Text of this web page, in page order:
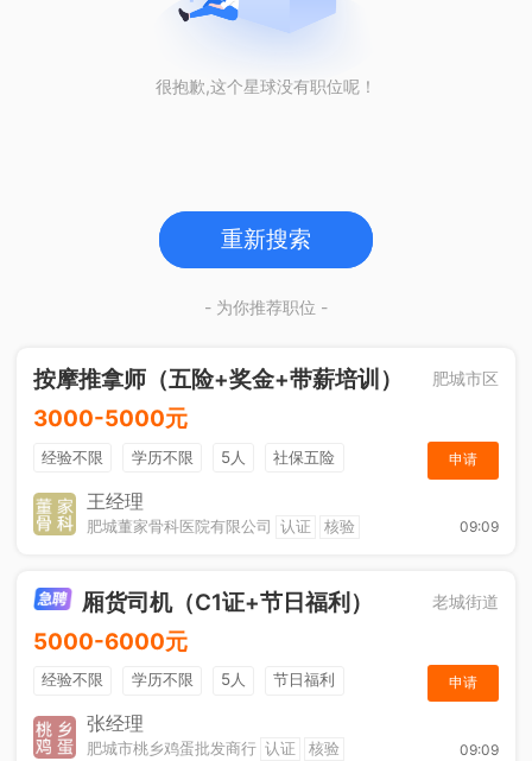
很抱歉,这个星球没有职位呢！
重新搜索
- 为你推荐职位 -
按摩推拿师（五险+奖金+带薪培训） 肥城市区
3000-5000元
经验不限 学历不限 5人
社保五险
奖励计划
申请
王经理
肥城董家骨科医院有限公司 认证 核验 09:09
厢货司机（C1证+节日福利） 老城街道
5000-6000元
经验不限 学历不限 5人
节日福利
加班补助
综合补贴
申请
张经理
肥城市桃乡鸡蛋批发商行 认证 核验 09:09